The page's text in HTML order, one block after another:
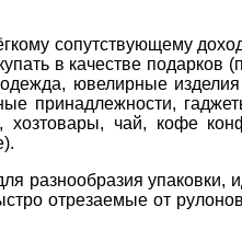
сопутствующему
в качестве подарков
ювелирные
принадлежности,
хозтовары, чай, кофе
разнообразия упаковки,
отрезаемые от